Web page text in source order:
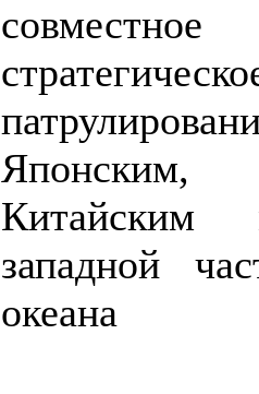
совместное
Японским,
западной
океана